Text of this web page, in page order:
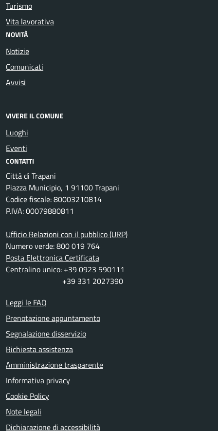
Turismo
Vita lavorativa
NOVITÀ
Notizie
Comunicati
Avvisi
VIVERE IL COMUNE
Luoghi
Eventi
CONTATTI
Città di Trapani
Piazza Municipio, 1 91100 Trapani
Codice fiscale: 80003210814
P.IVA: 00079880811
Ufficio Relazioni con il pubblico (URP)
Numero verde: 800 019 764
Posta Elettronica Certificata
Centralino unico: +39 0923 590111
+39 331 2027390
Leggi le FAQ
Prenotazione appuntamento
Segnalazione disservizio
Richiesta assistenza
Amministrazione trasparente
Informativa privacy
Cookie Policy
Note legali
Dichiarazione di accessibilità